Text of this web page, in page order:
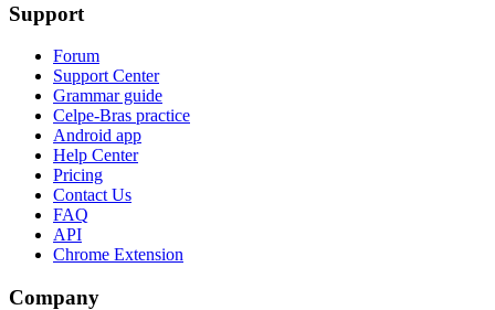
Support
Forum
Support Center
Grammar guide
Celpe-Bras practice
Android app
Help Center
Pricing
Contact Us
FAQ
API
Chrome Extension
Company